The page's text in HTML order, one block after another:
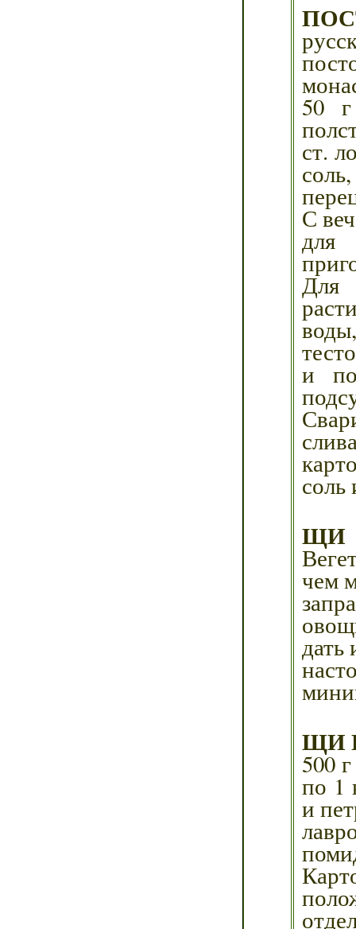
50
ст.
соль,
С
для
и
соль
ЩИ
чем
дать
ЩИ
500
по 1
и